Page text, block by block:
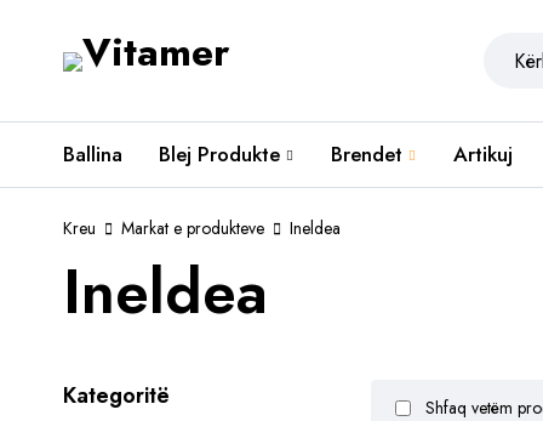
Ballina Blej Produkte Brendet Artikuj
Kreu Markat e produkteve Ineldea
Ineldea
Kategoritë
Shfaq vetëm